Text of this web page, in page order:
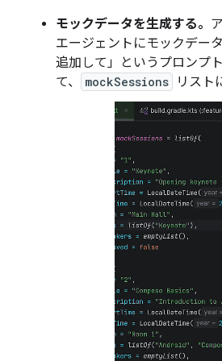
モックデータを生成する。
エージェントにモックデー
追加して」というプロンプ
て、
mockSessions リスト